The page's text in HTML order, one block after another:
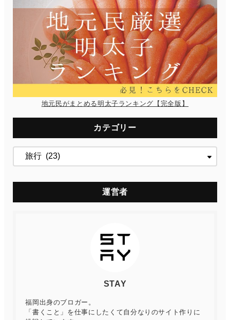
地元民がまとめる明太子ランキング【完全版】
カテゴリー
運営者
STAY
福岡出身のブロガー。
「書くこと」を仕事にしたくて自分なりのサイト作りに